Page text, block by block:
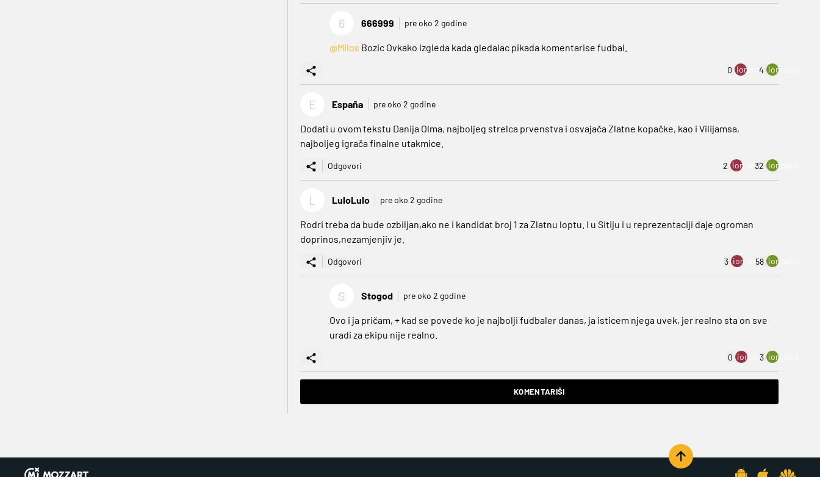
6 666999 pre oko 2 godine
@Milos Bozic Ovkako izgleda kada gledalac pikada komentarise fudbal.
0 ion:minus
4 ion:plus
E España pre oko 2 godine
Dodati u ovom tekstu Danija Olma, najboljeg strelca prvenstva i osvajača Zlatne kopačke, kao i Vilijamsa,
najboljeg igrača finalne utakmice.
Odgovori 2 ion:minus
32 ion:plus
L LuloLulo pre oko 2 godine
Rodri treba da bude ozbiljan,ako ne i kandidat broj 1 za Zlatnu loptu. I u Sitiju i u reprezentaciji daje ogroman
doprinos,nezamjenjiv je.
Odgovori 3 ion:minus
58 ion:plus
S Stogod pre oko 2 godine
Ovo i ja pričam, + kad se povede ko je najbolji fudbaler danas, ja isticem njega uvek, jer realno sta on sve
uradi za ekipu nije realno.
0 ion:minus
3 ion:plus
KOMENTARIŠI